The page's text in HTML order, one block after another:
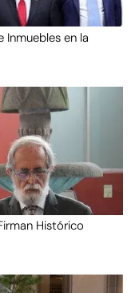
Inmuebles en la
Histórico